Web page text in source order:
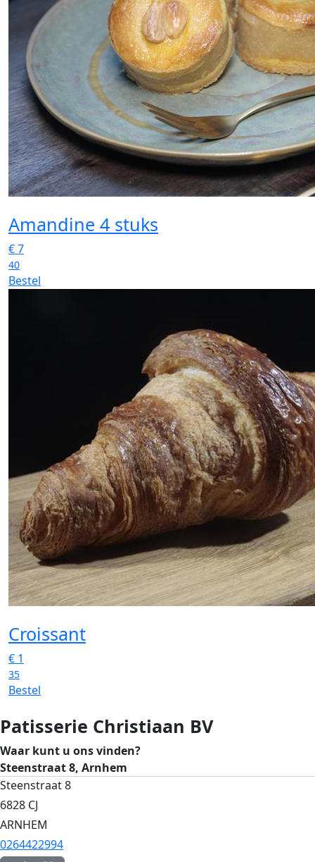
Amandine 4 stuks
€7
40
Bestel
Croissant
€ 1
35
Bestel
Patisserie Christiaan BV
Waar kunt u ons vinden?
Steenstraat 8, Arnhem
Steenstraat 8
6828 CJ
ARNHEM
0264422994